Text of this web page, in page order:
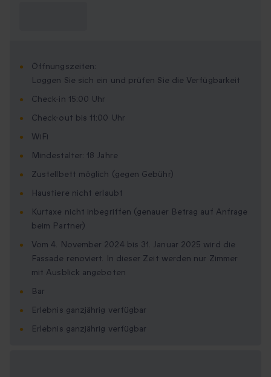
Öffnungszeiten:
Loggen Sie sich ein und prüfen Sie die Verfügbarkeit
Check-in 15:00 Uhr
Check-out bis 11:00 Uhr
WiFi
Mindestalter: 18 Jahre
Zustellbett möglich (gegen Gebühr)
Haustiere nicht erlaubt
Kurtaxe nicht inbegriffen (genauer Betrag auf Anfrage
beim Partner)
Vom 4. November 2024 bis 31. Januar 2025 wird die
Fassade renoviert. In dieser Zeit werden nur Zimmer
mit Ausblick angeboten
Bar
Erlebnis ganzjährig verfügbar
Erlebnis ganzjährig verfügbar